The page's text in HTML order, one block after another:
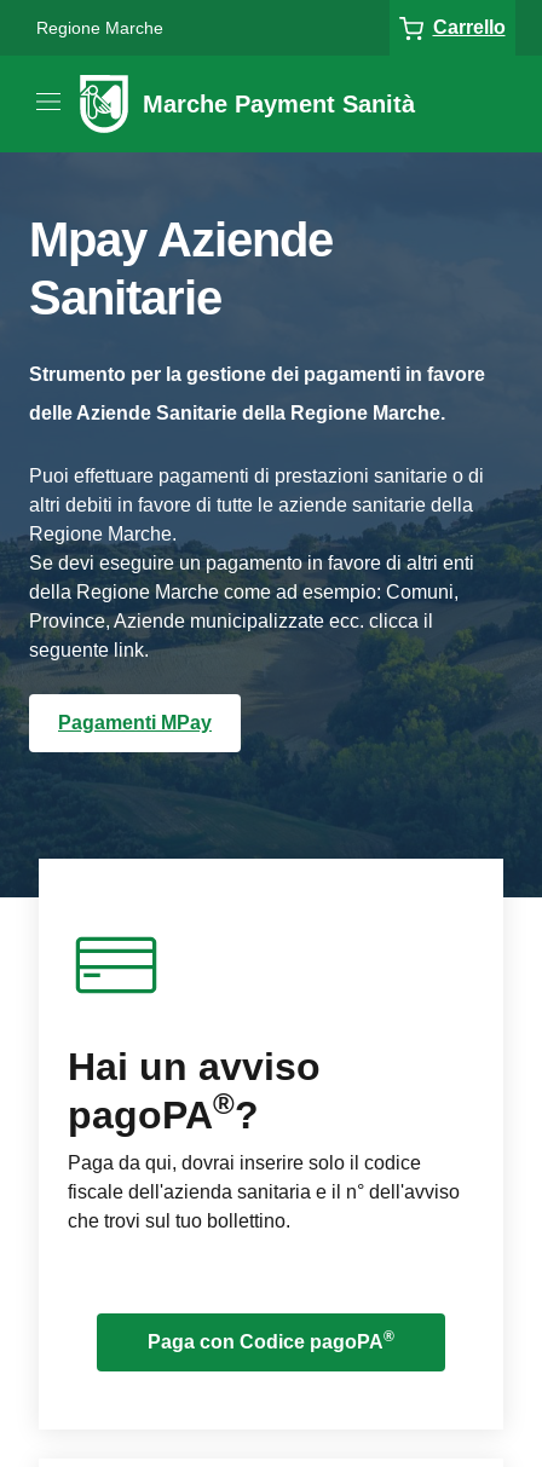
Regione Marche Carrello
Marche Payment Sanità
Mpay Aziende
Sanitarie
Strumento per la gestione dei pagamenti in favore
delle Aziende Sanitarie della Regione Marche.
Puoi effettuare pagamenti di prestazioni sanitarie o di
altri debiti in favore di tutte le aziende sanitarie della
Regione Marche.
Se devi eseguire un pagamento in favore di altri enti
della Regione Marche come ad esempio: Comuni,
Province, Aziende municipalizzate ecc. clicca il
seguente link.
Pagamenti MPay
Hai un avviso
pagoPA®?
Paga da qui, dovrai inserire solo il codice
fiscale dell'azienda sanitaria e il n° dell'avviso
che trovi sul tuo bollettino.
Paga con Codice pagoPA®